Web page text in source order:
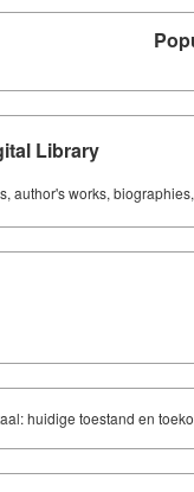
Library
author's works,
huidige toestand en